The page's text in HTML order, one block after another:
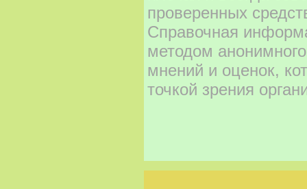
проверенных
Справочная
методом
мнений и оценок,
точкой зрения